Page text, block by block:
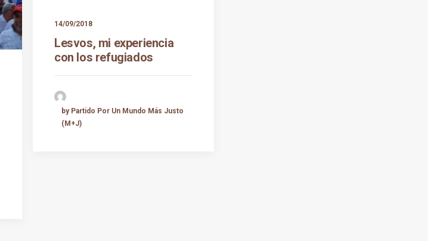
14/09/2018
Lesvos, mi experiencia
con los refugiados
by Partido Por Un Mundo Más Justo
(M+J)